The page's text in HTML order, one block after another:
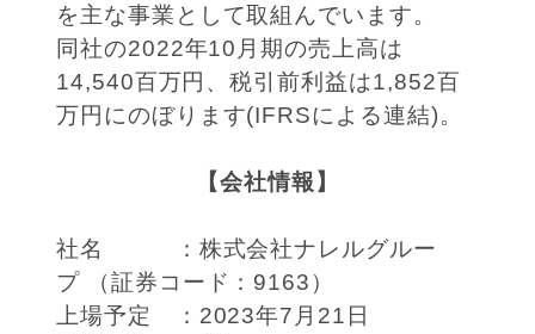
を主な事業として取組んでいます。
同社の2022年10月期の売上高は
14,540百万円、税引前利益は1,852百
万円にのぼります(IFRSによる連結)。
【会社情報】
社名 ：株式会社ナレルグルー
プ （証券コード：9163）
上場予定 ：2023年7月21日